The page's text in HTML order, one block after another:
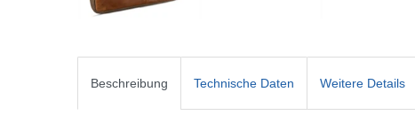
Beschreibung Technische Daten Weitere Details